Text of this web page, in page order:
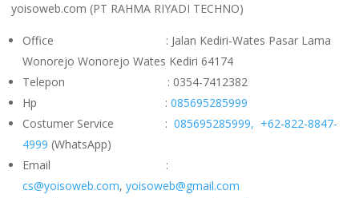
yoisoweb.com (PT RAHMA RIYADI TECHNO)
Office : Jalan Kediri-Wates Pasar Lama
Wonorejo Wonorejo Wates Kediri 64174
Telepon : 0354-7412382
Hp : 085695285999
Costumer Service : 085695285999, +62-822-8847-
4999 (WhatsApp)
Email :
cs@yoisoweb.com, yoisoweb@gmail.com